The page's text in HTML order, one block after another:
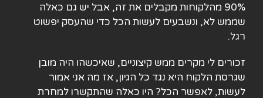
90% מהלקוחות מקבלים את זה, אבל יש גם כאלה
שממש לא, ונשבעים לעשות הכל כדי שהעסק יפשוט
רגל.
זכורים לי מקרים ממש קיצוניים, שאיכשהו היה מובן
שגרסת הלקוח היא נגד כל הגיון, אז מה אני אמור
לעשות, לאפשר הכל? היו כאלה שהתקשרו למחרת